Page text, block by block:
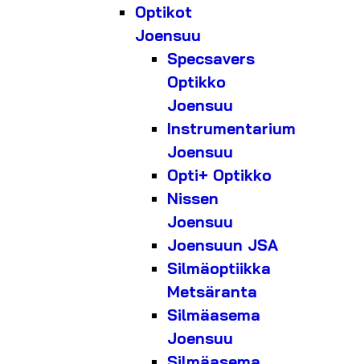
Optikot
Joensuu
Specsavers
Optikko
Joensuu
Instrumentarium
Joensuu
Opti+ Optikko
Nissen
Joensuu
Joensuun JSA
Silmäoptiikka
Metsäranta
Silmäasema
Joensuu